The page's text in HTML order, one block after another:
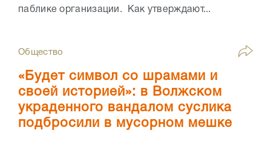
паблике организации. Как утверждают...
Общество
«Будет символ со шрамами и
своей историей»: в Волжском
украденного вандалом суслика
подбросили в мусорном мешке